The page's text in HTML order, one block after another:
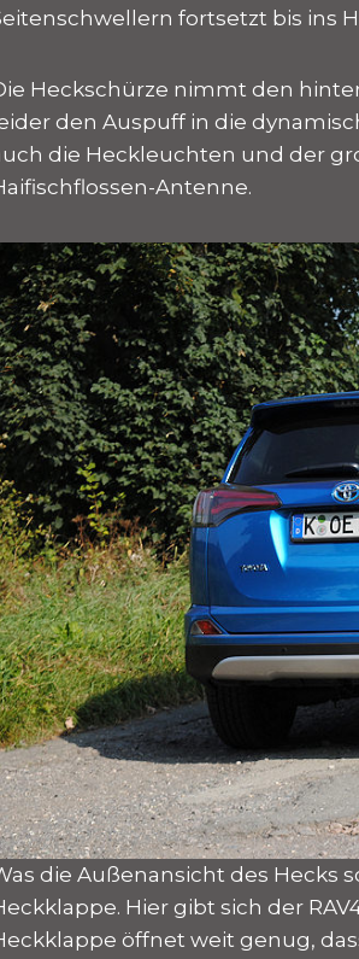
fortsetzt bis ins
Heckschürze nimmt den
den Auspuff in die
die Heckleuchten und der
Antenne.
die Außenansicht des Hecks
Hier gibt sich der
öffnet weit genug,